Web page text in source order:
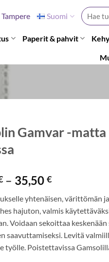
Tampere Suomi
Etsi:
Paperit & pahvit
Gamvar -matta
– 35,50€
-
35,50 €
yhtenäisen, värittömän
hajuton, valmis
Voidaan sekoittaa keskenään
saavuttamiseksi. Levitä
työlle. Poistettavissa